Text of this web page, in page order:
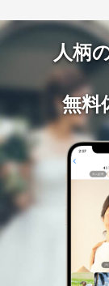
人柄
無料